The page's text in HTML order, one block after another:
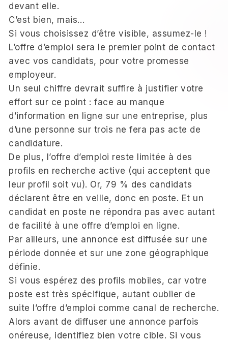
devant elle.
C’est bien, mais…
Si vous choisissez d’être visible, assumez-le !
L’offre d’emploi sera le premier point de contact
avec vos candidats, pour votre promesse
employeur.
Un seul chiffre devrait suffire à justifier votre
effort sur ce point : face au manque
d’information en ligne sur une entreprise, plus
d’une personne sur trois ne fera pas acte de
candidature.
De plus, l’offre d’emploi reste limitée à des
profils en recherche active (qui acceptent que
leur profil soit vu). Or, 79 % des candidats
déclarent être en veille, donc en poste. Et un
candidat en poste ne répondra pas avec autant
de facilité à une offre d’emploi en ligne.
Par ailleurs, une annonce est diffusée sur une
période donnée et sur une zone géographique
définie.
Si vous espérez des profils mobiles, car votre
poste est très spécifique, autant oublier de
suite l’offre d’emploi comme canal de recherche.
Alors avant de diffuser une annonce parfois
onéreuse, identifiez bien votre cible. Si vous